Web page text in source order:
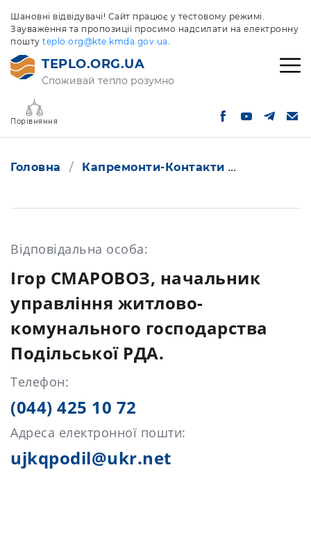
Шановні відвідувачі! Сайт працює у тестовому режимі.
Зауваження та пропозиції просимо надсилати на електронну
пошту teplo.org@kte.kmda.gov.ua.
TEPLO.ORG.UA
Споживай тепло розумно
Порівняння
Головна Капремонти-Контакти
Відповідальна особа:
Ігор СМАРОВОЗ, начальник
управління житлово-
комунального господарства
Подільської РДА.
Телефон:
(044) 425 10 72
Адреса електронної пошти:
ujkqpodil@ukr.net